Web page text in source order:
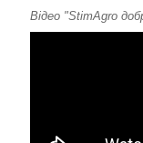
Відео "StimAgro